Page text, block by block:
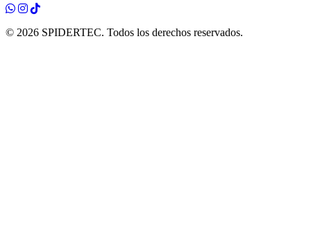
© 2026 SPIDERTEC. Todos los derechos reservados.